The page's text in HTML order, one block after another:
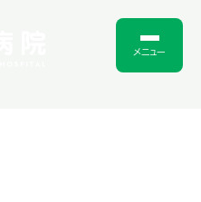
メニュー